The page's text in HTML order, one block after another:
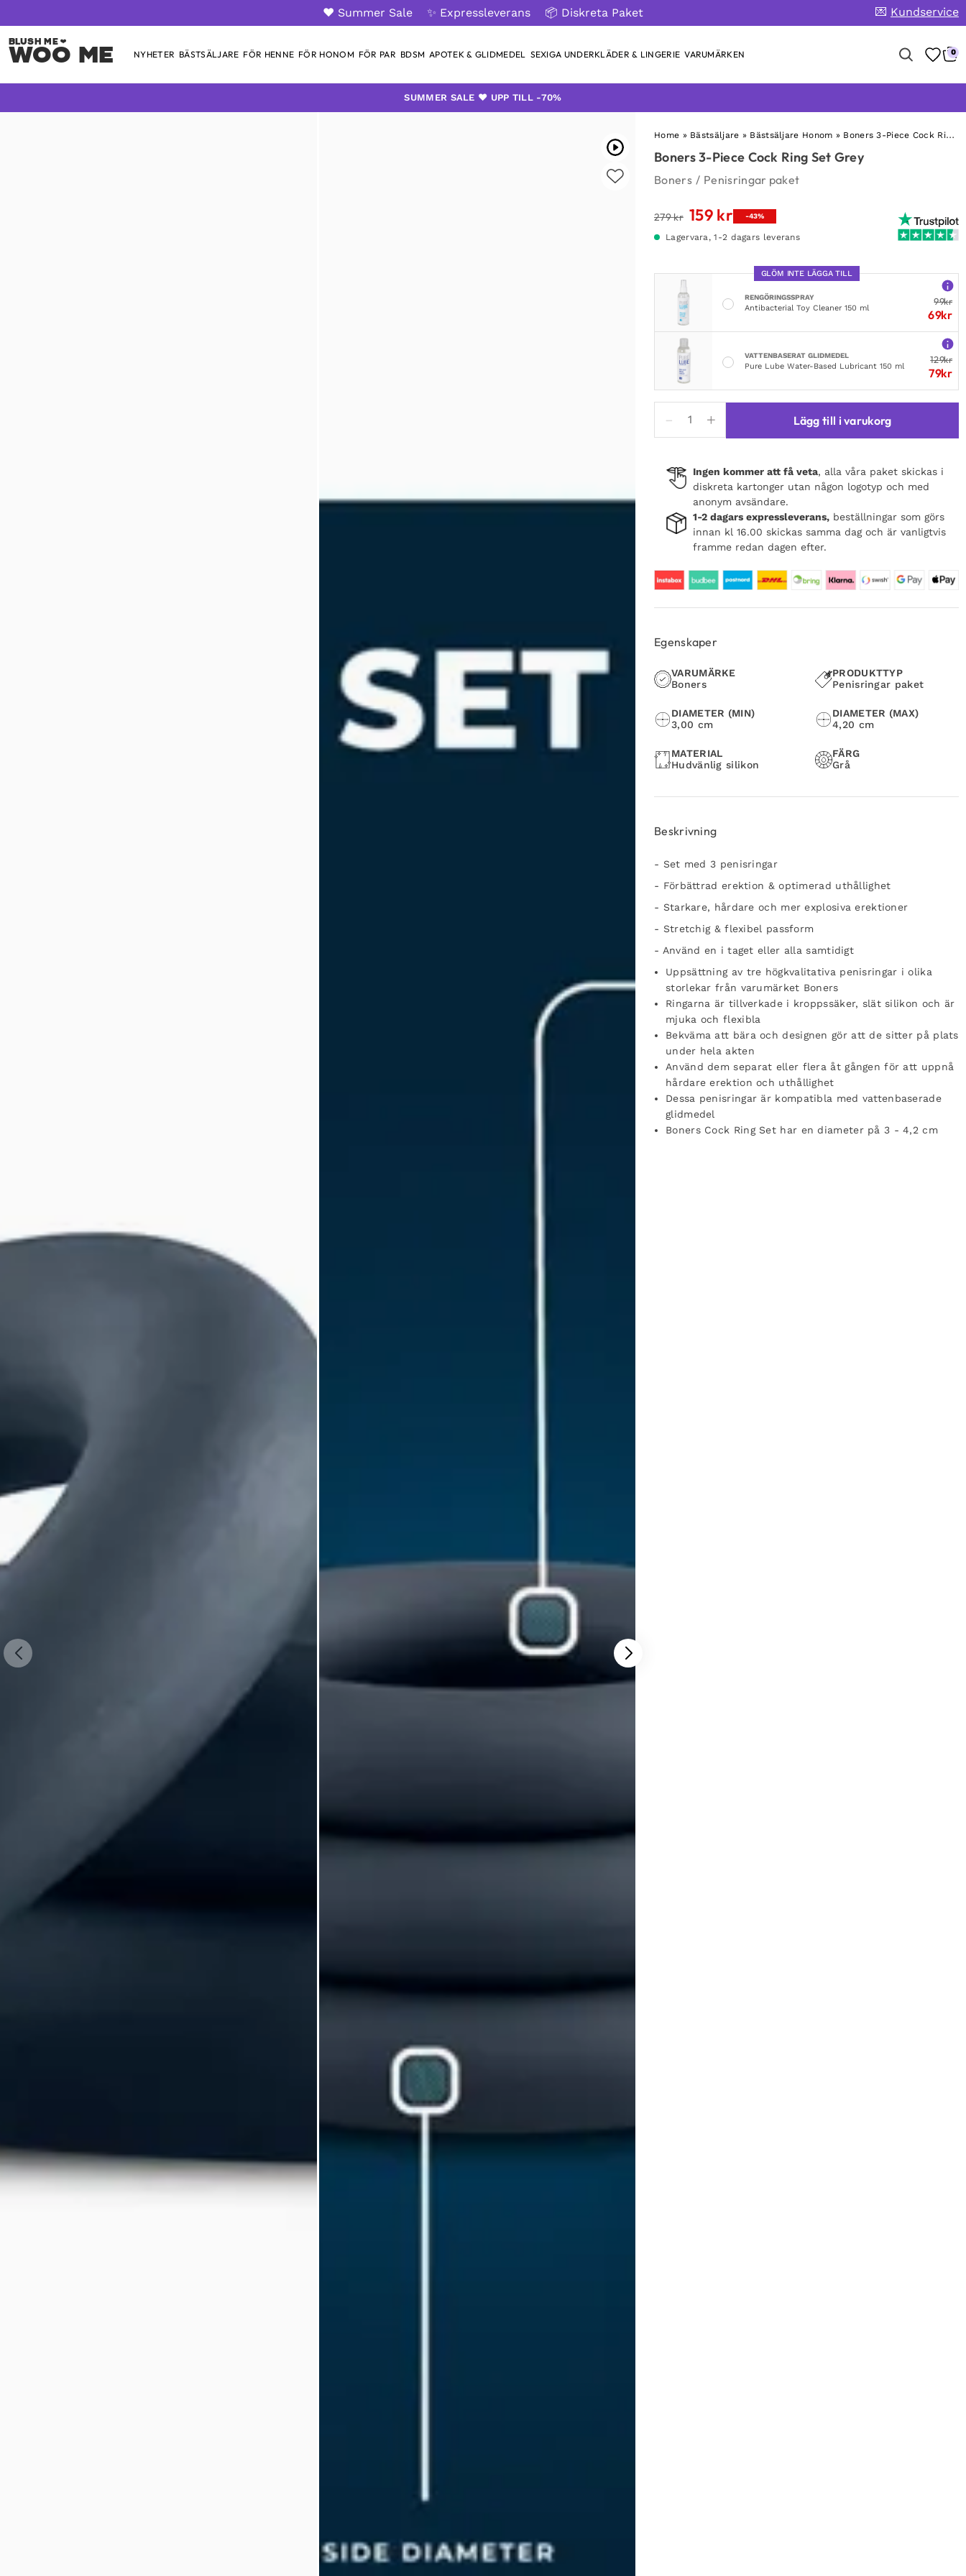
❤️ Summer Sale ✨ Expressleverans 📦 Diskreta Paket 💌 Kundservice
Woo Me NYHETER BÄSTSÄLJARE FÖR HENNE FÖR HONOM FÖR PAR BDSM APOTEK & GLIDMEDEL SEXIGA UNDERKLÄDER & LINGERIE VARUMÄRKEN 0
SUMMER SALE ❤️ UPP TILL -70%
Home » Bästsäljare » Bästsäljare Honom » Boners 3-Piece Cock Ring Set Grey
Boners 3-Piece Cock Ring Set Grey
Boners / Penisringar paket
279kr Det
279 kr.
159 krDet
priset
159 kr.
-43%
Lagervara, 1-2 dagars leverans
GLÖM INTE LÄGGA TILL
RENGÖRINGSSPRAY
Antibacterial Toy Cleaner 150 ml
99kr
69kr
VATTENBASERAT GLIDMEDEL
Pure Lube Water-Based Lubricant 150 ml
129kr
79kr
3-
Ring
Grey
mängd
Lägg till i varukorg
Ingen kommer att få veta, alla våra paket skickas i
diskreta kartonger utan någon logotyp och med
anonym avsändare.
1-2 dagars expressleverans, beställningar som görs
innan kl 16.00 skickas samma dag och är vanligtvis
framme redan dagen efter.
Egenskaper
VARUMÄRKE
Boners
PRODUKTTYP
Penisringar paket
DIAMETER (MIN)
3,00 cm
DIAMETER (MAX)
4,20 cm
MATERIAL
Hudvänlig silikon
FÄRG
Grå
Beskrivning
- Set med 3 penisringar
- Förbättrad erektion & optimerad uthållighet
- Starkare, hårdare och mer explosiva erektioner
- Stretchig & flexibel passform
- Använd en i taget eller alla samtidigt
Uppsättning av tre högkvalitativa penisringar i olika
storlekar från varumärket Boners
Ringarna är tillverkade i kroppssäker, slät silikon och är
mjuka och flexibla
Bekväma att bära och designen gör att de sitter på plats
under hela akten
Använd dem separat eller flera åt gången för att uppnå
hårdare erektion och uthållighet
Dessa penisringar är kompatibla med vattenbaserade
glidmedel
Boners Cock Ring Set har en diameter på 3 - 4,2 cm